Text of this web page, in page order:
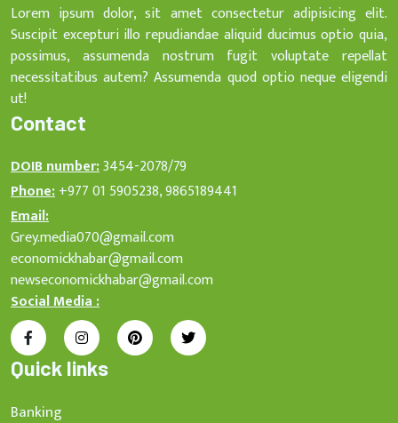
Lorem ipsum dolor, sit amet consectetur adipisicing elit.
Suscipit excepturi illo repudiandae aliquid ducimus optio quia,
possimus, assumenda nostrum fugit voluptate repellat
necessitatibus autem? Assumenda quod optio neque eligendi
ut!
Contact
DOIB number:3454-2078/79
Phone:+977 01 5905238, 9865189441
Email:
Grey.media070@gmail.com
economickhabar@gmail.com
newseconomickhabar@gmail.com
Social Media :
Quick links
Banking